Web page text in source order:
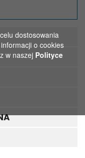
dostosowania
o cookies
w naszej Polityce